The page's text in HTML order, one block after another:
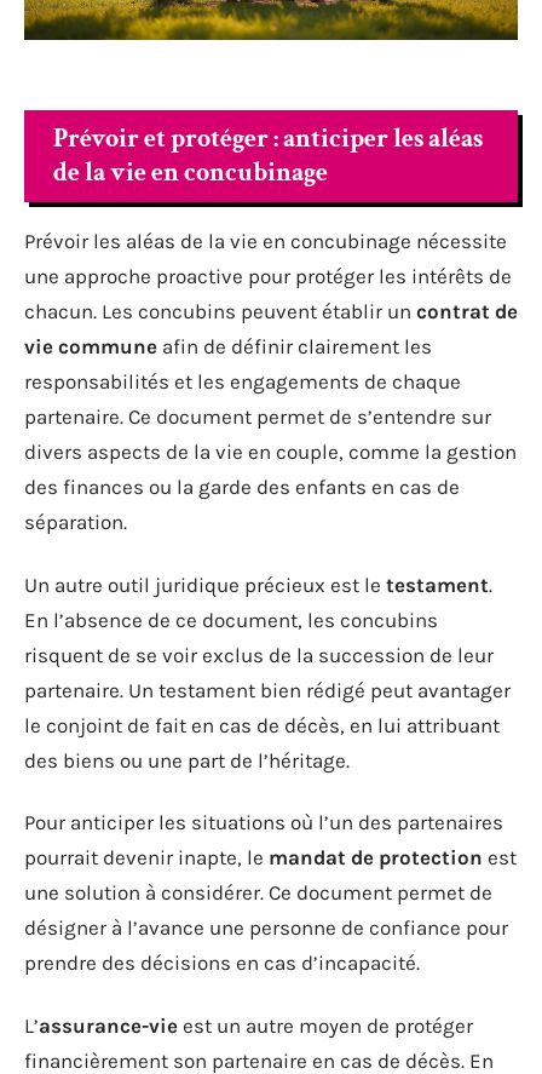
Prévoir et protéger : anticiper les aléas
de la vie en concubinage
Prévoir les aléas de la vie en concubinage nécessite
une approche proactive pour protéger les intérêts de
chacun. Les concubins peuvent établir un contrat de
vie commune afin de définir clairement les
responsabilités et les engagements de chaque
partenaire. Ce document permet de s’entendre sur
divers aspects de la vie en couple, comme la gestion
des finances ou la garde des enfants en cas de
séparation.
Un autre outil juridique précieux est le testament.
En l’absence de ce document, les concubins
risquent de se voir exclus de la succession de leur
partenaire. Un testament bien rédigé peut avantager
le conjoint de fait en cas de décès, en lui attribuant
des biens ou une part de l’héritage.
Pour anticiper les situations où l’un des partenaires
pourrait devenir inapte, le mandat de protection est
une solution à considérer. Ce document permet de
désigner à l’avance une personne de confiance pour
prendre des décisions en cas d’incapacité.
L’assurance-vie est un autre moyen de protéger
financièrement son partenaire en cas de décès. En